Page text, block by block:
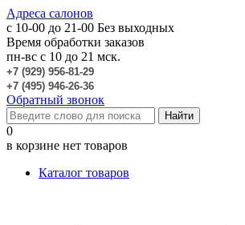
Адреса салонов
c 10-00 до 21-00 Без выходных
Время обработки заказов
пн-вс с 10 до 21 мск.
+7 (929) 956-81-29
+7 (495) 946-26-36
Обратный звонок
0
в корзине нет товаров
Каталог товаров